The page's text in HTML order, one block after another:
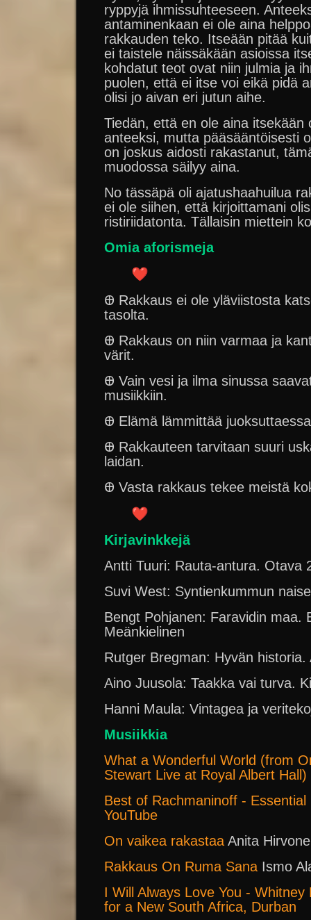
ryppyjä ihmissuhteeseen.
antaminenkaan ei ole aina
rakkauden teko. Itseään pitää
ei taistele näissäkään asioissa
kohdatut teot ovat niin julmia ja
puolen, että ei itse voi eikä pidä
olisi jo aivan eri jutun aihe.
Tiedän, että en ole aina
anteeksi, mutta pääsääntöisesti
on joskus aidosti rakastanut,
muodossa säilyy aina.
No tässäpä oli ajatushaahuilua
ei ole siihen, että kirjoittamani
ristiriidatonta. Tällaisin miettein
Omia aforismeja
Ꚛ Rakkaus ei ole yläviistosta
tasolta.
Ꚛ Rakkaus on niin varmaa ja
värit.
Ꚛ Vain vesi ja ilma sinussa
musiikkiin.
Ꚛ Elämä lämmittää
Ꚛ Rakkauteen tarvitaan suuri
laidan.
Ꚛ Vasta rakkaus tekee meistä
Kirjavinkkejä
Antti Tuuri: Rauta-antura. Otava
Suvi West: Syntienkummun
Bengt Pohjanen: Faravidin maa.
Meänkielinen
Rutger Bregman: Hyvän historia.
Aino Juusola: Taakka vai turva.
Hanni Maula: Vintagea ja
Musiikkia
What a Wonderful World (from
Stewart Live at Royal Albert Hall)
Best of Rachmaninoff - Essential
YouTube
On vaikea rakastaa Anita
Rakkaus On Ruma Sana Ismo
I Will Always Love You -
for a New South Africa, Durban